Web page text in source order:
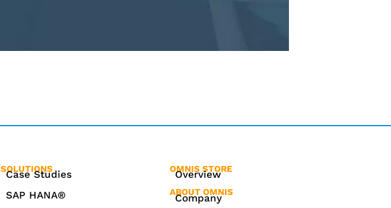
SOLUTIONS
Case Studies
SAP HANA®
OMNIS STORE
Overview
ABOUT OMNIS
Company